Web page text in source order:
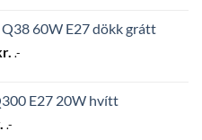
kr..
60W E27 dökk grátt
Current
17.150 kr..
.-
E27 20W hvítt
Current
.-